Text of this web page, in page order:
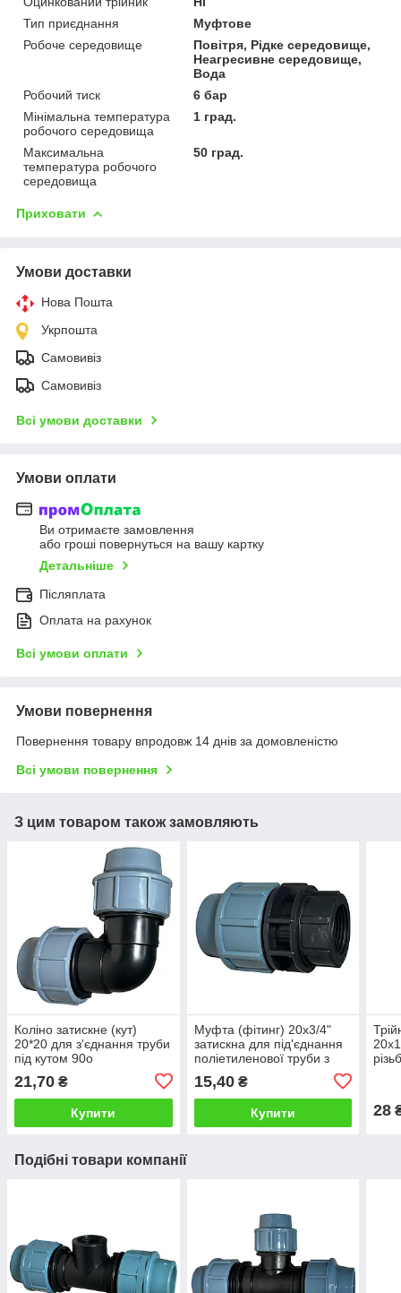
Тип приєднання
Муфтове
Робоче середовище
Повітря, Рідке середовище,
Неагресивне середовище,
Вода
Робочий тиск
6 бар
Мінімальна температура
робочого середовища
1 град.
Максимальна
температура робочого
середовища
50 град.
Приховати
Умови доставки
Нова Пошта
Укрпошта
Самовивіз
Самовивіз
Всі умови доставки
Умови оплати
Ви отримаєте замовлення
або гроші повернуться на вашу картку
Детальніше
Післяплата
Оплата на рахунок
Всі умови оплати
Умови повернення
Повернення товару впродовж 14 днів за домовленістю
Всі умови повернення
З цим товаром також замовляють
Коліно затискне (кут)
20*20 для з'єднання труби
під кутом 90o
21,70 ₴
Купити
Муфта (фітинг) 20х3/4"
затискна для під'єднання
поліетиленової труби з
15,40₴
Купити 28
Подібні товари компанії